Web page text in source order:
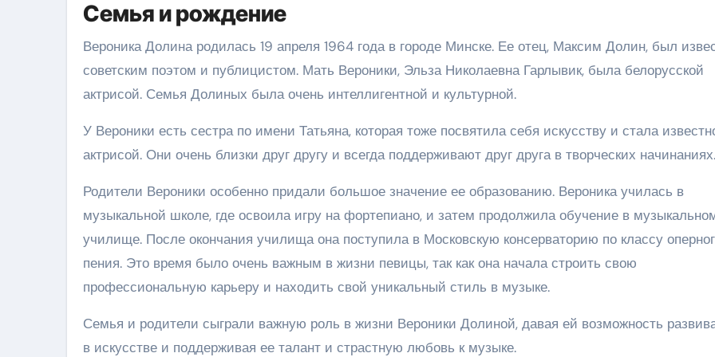
Семья и рождение
Вероника Долина родилась 19 апреля 1964 года в городе Минске. Ее отец, Максим Долин, был
советским поэтом и публицистом. Мать Вероники, Эльза Николаевна Гарлывик, была белорусской
актрисой. Семья Долиных была очень интеллигентной и культурной.
У Вероники есть сестра по имени Татьяна, которая тоже посвятила себя искусству и стала
актрисой. Они очень близки друг другу и всегда поддерживают друг друга в творческих начинаниях.
Родители Вероники особенно придали большое значение ее образованию. Вероника училась в
музыкальной школе, где освоила игру на фортепиано, и затем продолжила обучение в
училище. После окончания училища она поступила в Московскую консерваторию по классу
пения. Это время было очень важным в жизни певицы, так как она начала строить свою
профессиональную карьеру и находить свой уникальный стиль в музыке.
Семья и родители сыграли важную роль в жизни Вероники Долиной, давая ей возможность
в искусстве и поддерживая ее талант и страстную любовь к музыке.